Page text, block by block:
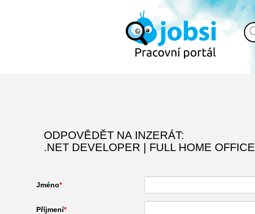
ODPOVĚDĚT NA INZERÁT:
.NET DEVELOPER | FULL HOME OFFICE
Jméno
Příjmení